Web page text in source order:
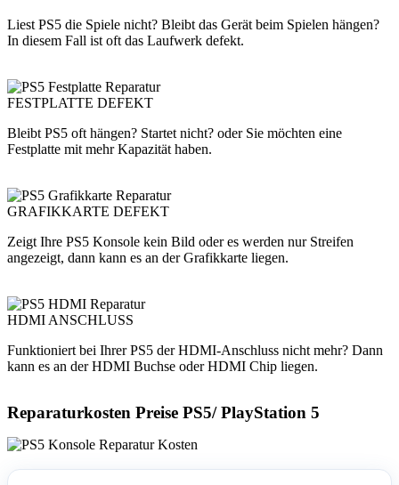
Liest PS5 die Spiele nicht? Bleibt das Gerät beim Spielen hängen?
In diesem Fall ist oft das Laufwerk defekt.
FESTPLATTE DEFEKT
Bleibt PS5 oft hängen? Startet nicht? oder Sie möchten eine
Festplatte mit mehr Kapazität haben.
GRAFIKKARTE DEFEKT
Zeigt Ihre PS5 Konsole kein Bild oder es werden nur Streifen
angezeigt, dann kann es an der Grafikkarte liegen.
HDMI ANSCHLUSS
Funktioniert bei Ihrer PS5 der HDMI-Anschluss nicht mehr? Dann
kann es an der HDMI Buchse oder HDMI Chip liegen.
Reparaturkosten Preise PS5/ PlayStation 5